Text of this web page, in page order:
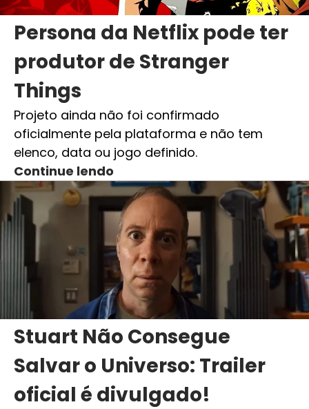
Persona da Netflix pode ter
produtor de Stranger
Things
Projeto ainda não foi confirmado
oficialmente pela plataforma e não tem
elenco, data ou jogo definido.
Continue lendo
Stuart Não Consegue
Salvar o Universo: Trailer
oficial é divulgado!